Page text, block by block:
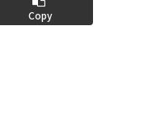
Copy